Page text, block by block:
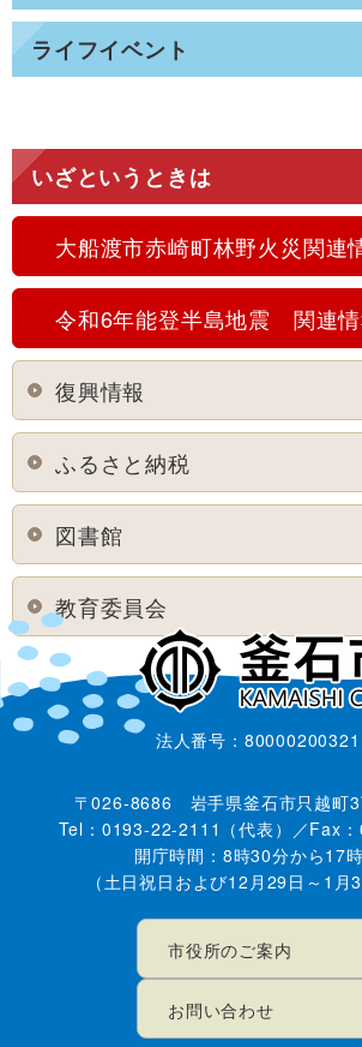
ライフイベント
いざというときは
大船渡市赤崎町林野火災関連
令和6年能登半島地震 関連
復興情報
ふるさと納税
図書館
教育委員会
法人番号：
〒026-8686 岩手県釜石市只越町
Tel：0193-22-2111（代表）／Fax
開庁時間：8時30分から17
（土日祝日および12月29日～1月3
市役所のご案内
お問い合わせ